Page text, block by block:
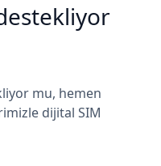
mu, hemen
dijital SIM